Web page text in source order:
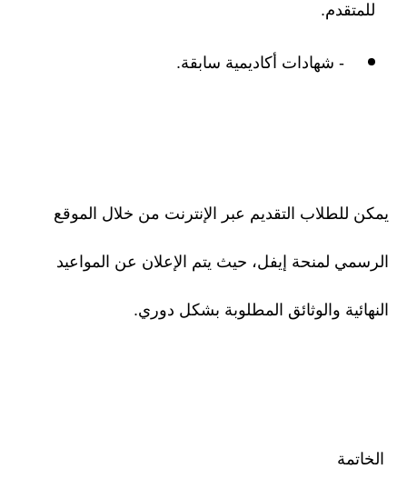
للمتقدم.
- شهادات أكاديمية سابقة.
يمكن للطلاب التقديم عبر الإنترنت من خلال الموقع
الرسمي لمنحة إيفل، حيث يتم الإعلان عن المواعيد
النهائية والوثائق المطلوبة بشكل دوري.
الخاتمة